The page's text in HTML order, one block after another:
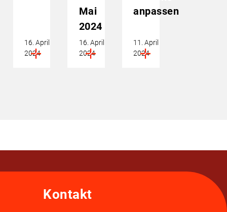
16. April
2024
Mai
2024
16. April
2024
anpassen
11. April
2024
Kontakt